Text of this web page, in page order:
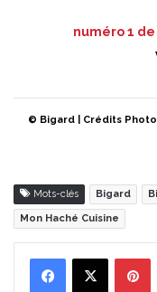
numéro 1
© Bigard | Crédits
Mots-clés Bigard
Mon Haché Cuisine